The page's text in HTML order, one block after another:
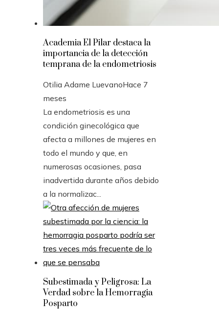
Academia El Pilar destaca la
importancia de la detección
temprana de la endometriosis
Otilia Adame LuevanoHace 7
meses
La endometriosis es una
condición ginecológica que
afecta a millones de mujeres en
todo el mundo y que, en
numerosas ocasiones, pasa
inadvertida durante años debido
a la normalizac...
Subestimada y Peligrosa: La
Verdad sobre la Hemorragia
Posparto